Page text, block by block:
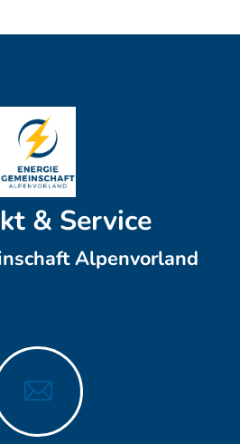
& Service
Alpenvorland